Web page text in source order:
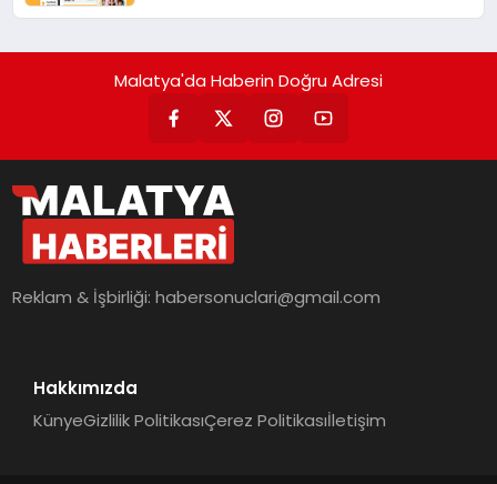
Malatya'da Haberin Doğru Adresi
Reklam & İşbirliği:habersonuclari@gmail.com
Hakkımızda
KünyeGizlilik PolitikasıÇerez Politikasıİletişim